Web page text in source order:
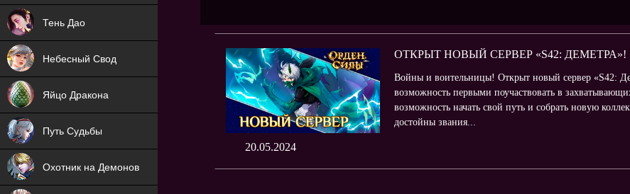
20.05.2024
ОТКРЫТ НОВЫЙ СЕРВЕР «S42: ДЕМЕТРА»!
Войны и воительницы! Открыт новый сервер «S42:
возможность первыми поучаствовать в
возможность начать свой путь и собрать новую
достойны звания...
Тень Дао
NEW
Небесный Свод
NEW
Яйцо Дракона
NEW
Путь Судьбы
NEW
Охотник на Демонов
ХИТ
ХИТ